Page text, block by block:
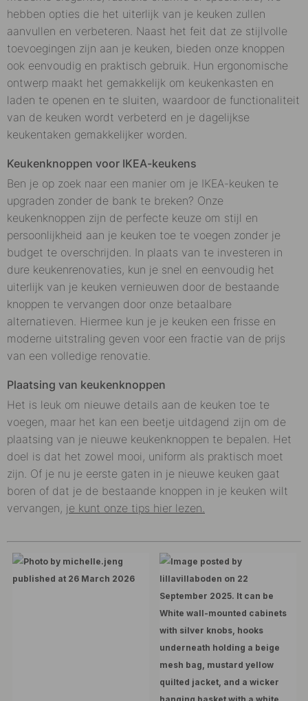
hebben opties die het uiterlijk van je keuken zullen
aanvullen en verbeteren. Naast het feit dat ze stijlvolle
toevoegingen zijn aan je keuken, bieden onze knoppen
ook eenvoudig en praktisch gebruik. Hun ergonomische
ontwerp maakt het gemakkelijk om keukenkasten en
laden te openen en te sluiten, waardoor de functionaliteit
van de keuken wordt verbeterd en je dagelijkse
keukentaken gemakkelijker worden.
Keukenknoppen voor IKEA-keukens
Ben je op zoek naar een manier om je IKEA-keuken te
upgraden zonder de bank te breken? Onze
keukenknoppen zijn de perfecte keuze om stijl en
persoonlijkheid aan je keuken toe te voegen zonder je
budget te overschrijden. In plaats van te investeren in
dure keukenrenovaties, kun je snel en eenvoudig het
uiterlijk van je keuken vernieuwen door de bestaande
knoppen te vervangen door onze betaalbare
alternatieven. Hiermee kun je je keuken een frisse en
moderne uitstraling geven voor een fractie van de prijs
van een volledige renovatie.
Plaatsing van keukenknoppen
Het is leuk om nieuwe details aan de keuken toe te
voegen, maar het kan een beetje uitdagend zijn om de
plaatsing van je nieuwe keukenknoppen te bepalen. Het
doel is dat het zowel mooi, uniform als praktisch moet
zijn. Of je nu je eerste gaten in je nieuwe keuken gaat
boren of dat je de bestaande knoppen in je keuken wilt
vervangen, je kunt onze tips hier lezen.